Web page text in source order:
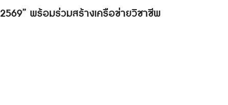
พร้อมร่วมสร้างเครือข่ายวิชาชีพ